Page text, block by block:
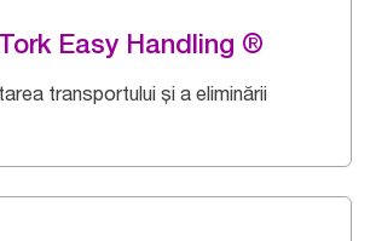
Easy Handling ®
transportului și a eliminării